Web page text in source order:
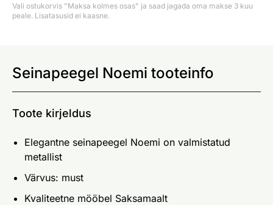
Vali ostukorvis "Maksa kolmes osas" ja saad jagada oma makse 3 kuu
peale. Lisatasusid ei kaasne.
Seinapeegel Noemi tooteinfo
Toote kirjeldus
Elegantne seinapeegel Noemi on valmistatud
metallist
Värvus: must
Kvaliteetne mööbel Saksamaalt